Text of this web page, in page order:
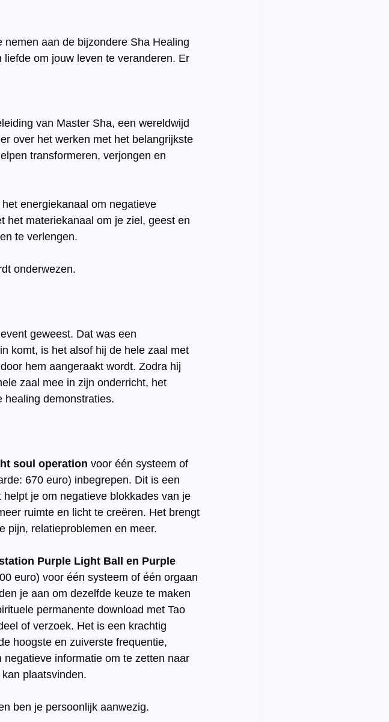
aan de bijzondere Sha Healing
om jouw leven te veranderen. Er
van Master Sha, een wereldwijd
over het werken met het belangrijkste
transformeren, verjongen en
energiekanaal om negatieve
het materiekanaal om je ziel, geest en
te verlengen.
onderwezen.
geweest. Dat was een
komt, is het alsof hij de hele zaal met
hem aangeraakt wordt. Zodra hij
zaal mee in zijn onderricht, het
healing demonstraties.
soul operation voor één systeem of
670 euro) inbegrepen. Dit is een
je om negatieve blokkades van je
ruimte en licht te creëren. Het brengt
pijn, relatieproblemen en meer.
Purple Light Ball en Purple
euro) voor één systeem of één orgaan
je aan om dezelfde keuze te maken
permanente download met Tao
of verzoek. Het is een krachtig
hoogste en zuiverste frequentie,
informatie om te zetten naar
plaatsvinden.
ben je persoonlijk aanwezig.